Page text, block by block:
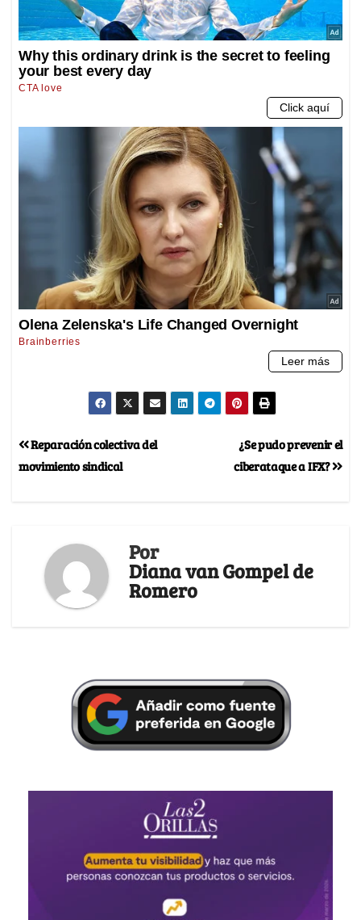
¿Se pudo prevenir el
ciberataque a IFX?
Reparación colectiva del
movimiento sindical
Por
Diana van Gompel de
Romero